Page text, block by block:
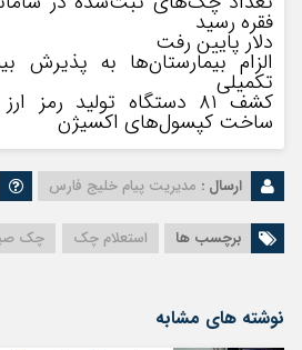
فقره رسید
دلار پایین رفت
الزام بیمارستان‌ها به‌ پذیرش
تکمیلی
کشف ۸۱ دستگاه تولید
ساخت کپسول‌های اکسیژن
ارسال : مدیریت پیام خلیج فارس
برچسب ها استعلام چک چک
نوشته های مشابه